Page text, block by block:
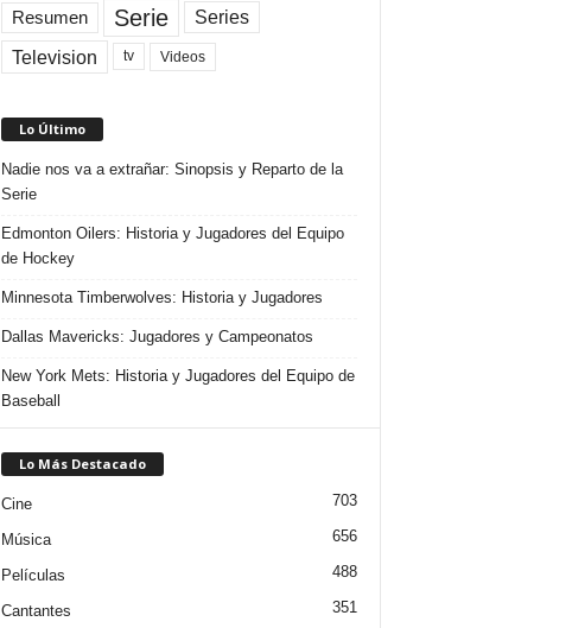
Resumen Serie Series
Television tv Videos
Lo Último
Nadie nos va a extrañar: Sinopsis y Reparto de la
Serie
Edmonton Oilers: Historia y Jugadores del Equipo
de Hockey
Minnesota Timberwolves: Historia y Jugadores
Dallas Mavericks: Jugadores y Campeonatos
New York Mets: Historia y Jugadores del Equipo de
Baseball
Lo Más Destacado
Cine 703
Música 656
Películas 488
Cantantes 351